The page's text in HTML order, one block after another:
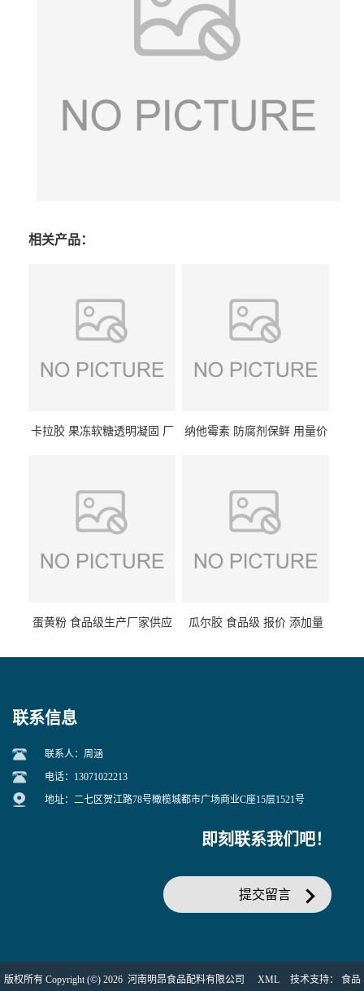
相关产品：
卡拉胶 果冻软糖透明凝固 厂
纳他霉素 防腐剂保鲜 用量价
蛋黄粉 食品级生产厂家供应 瓜尔胶 食品级 报价 添加量
联系信息
联系人：周涵
电话：13071022213
地址：二七区贺江路78号橄榄城都市广场商业C座15层1521号
即刻联系我们吧！
提交留言
版权所有 Copyright (©) 2026 河南明昂食品配料有限公司 XML 技术支持： 食品